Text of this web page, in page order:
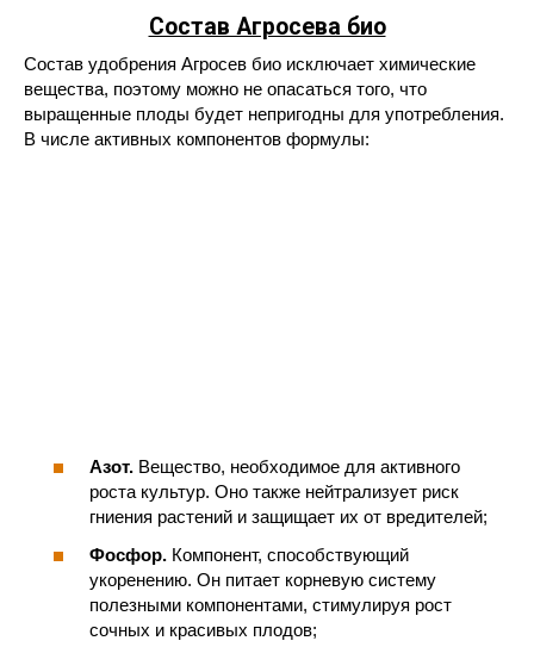
Состав Агросева био
Состав удобрения Агросев био исключает химические
вещества, поэтому можно не опасаться того, что
выращенные плоды будет непригодны для употребления.
В числе активных компонентов формулы:
Азот. Вещество, необходимое для активного
роста культур. Оно также нейтрализует риск
гниения растений и защищает их от вредителей;
Фосфор. Компонент, способствующий
укоренению. Он питает корневую систему
полезными компонентами, стимулируя рост
сочных и красивых плодов;